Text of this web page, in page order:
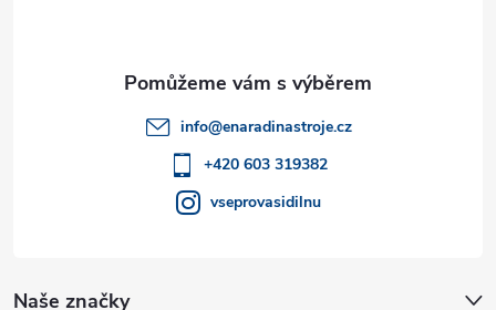
Naše značky
info@enaradinastroje.cz
+420 603 319382
vseprovasidilnu